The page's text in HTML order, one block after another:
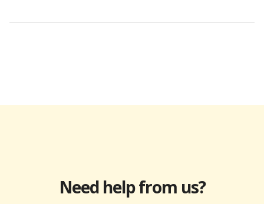
Need help from us?